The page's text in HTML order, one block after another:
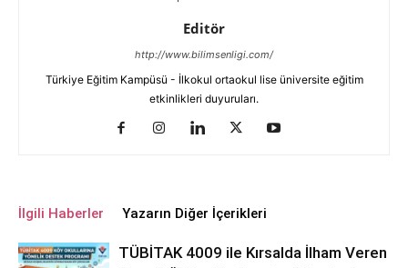
Editör
http://www.bilimsenligi.com/
Türkiye Eğitim Kampüsü - İlkokul ortaokul lise üniversite eğitim
etkinlikleri duyuruları.
İlgili Haberler Yazarın Diğer İçerikleri
TÜBİTAK 4009 ile Kırsalda İlham Veren